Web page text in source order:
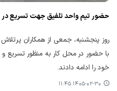
حضور تیم واحد تلفیق جهت تسریع در
روز پنجشنبه، جمعی از همکاران
با حضور در محل کار به منظور تسریع
خود را ادامه دادند.
۱۴۰۵-۰۲-۳۰ ۱۱:۴۵